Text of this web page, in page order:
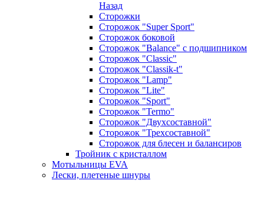
Назад
Сторожки
Сторожок "Super Sport"
Сторожок боковой
Сторожок "Balance" с подшипником
Сторожок "Classic"
Сторожок "Classik-t"
Сторожок "Lamp"
Сторожок "Lite"
Сторожок "Sport"
Сторожок "Termo"
Сторожок "Двухсоставной"
Сторожок "Трехсоставной"
Сторожок для блесен и балансиров
Тройник с кристаллом
Мотыльницы EVA
Лески, плетеные шнуры